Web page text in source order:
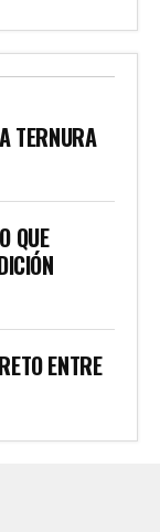
TERNURA
QUE
ENTRE